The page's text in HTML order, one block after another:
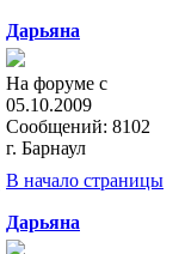
Дарьяна
На форуме с
05.10.2009
Сообщений: 8102
г. Барнаул
В начало страницы
Дарьяна